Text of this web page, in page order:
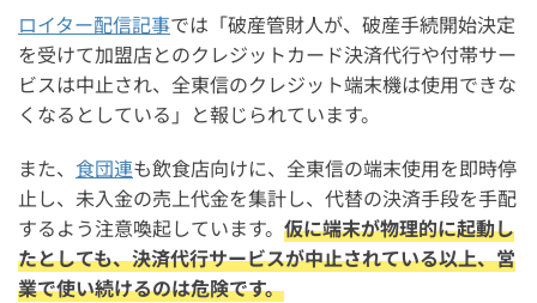
ロイター配信記事では「破産管財人が、破産手続開始決定
を受けて加盟店とのクレジットカード決済代行や付帯サー
ビスは中止され、全東信のクレジット端末機は使用できな
くなるとしている」と報じられています。
また、 食団連も飲食店向けに、全東信の端末使用を即時停
止し、未入金の売上代金を集計し、代替の決済手段を手配
するよう注意喚起しています。 仮に端末が物理的に起動し
たとしても、決済代行サービスが中止されている以上、営
業で使い続けるのは危険です。